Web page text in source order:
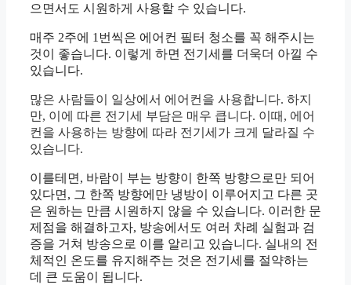
으면서도 시원하게 사용할 수 있습니다.
매주 2주에 1번씩은 에어컨 필터 청소를 꼭 해주시는
것이 좋습니다. 이렇게 하면 전기세를 더욱더 아낄 수
있습니다.
많은 사람들이 일상에서 에어컨을 사용합니다. 하지
만, 이에 따른 전기세 부담은 매우 큽니다. 이때, 에어
컨을 사용하는 방향에 따라 전기세가 크게 달라질 수
있습니다.
이를테면, 바람이 부는 방향이 한쪽 방향으로만 되어
있다면, 그 한쪽 방향에만 냉방이 이루어지고 다른 곳
은 원하는 만큼 시원하지 않을 수 있습니다. 이러한 문
제점을 해결하고자, 방송에서도 여러 차례 실험과 검
증을 거쳐 방송으로 이를 알리고 있습니다. 실내의 전
체적인 온도를 유지해주는 것은 전기세를 절약하는
데 큰 도움이 됩니다.